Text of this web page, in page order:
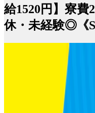
給1520円】寮費
休・未経験◎《